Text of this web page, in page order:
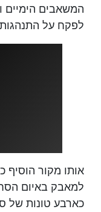
המשאבים הימיים
לפקח על
אותו מקור
למאבק באיום
כארבע טונות של